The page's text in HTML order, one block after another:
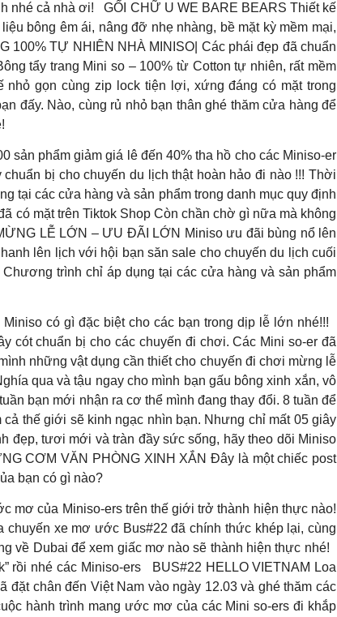
nhé cả nhà ơi!
GỐI CHỮ U WE BARE BEARS Thiết kế
bông êm ái, nâng đỡ nhẹ nhàng, bề mặt kỳ mềm mại,
100% TỰ NHIÊN NHÀ MINISO| Các phái đẹp đã chuẩn
tẩy trang Mini so – 100% từ Cotton tự nhiên, rất mềm
gọn cùng zip lock tiện lợi, xứng đáng có mặt trong
đấy. Nào, cùng rủ nhỏ bạn thân ghé thăm cửa hàng để
phẩm giảm giá lê đến 40% tha hồ cho các Miniso-er
bị cho chuyến du lịch thật hoàn hảo đi nào !!! Thời
tại các cửa hàng và sản phẩm trong danh mục quy định
có mặt trên Tiktok Shop Còn chần chờ gì nữa mà không
LỄ LỚN – ƯU ĐÃI LỚN Miniso ưu đãi bùng nổ lên
lên lịch với hội bạn săn sale cho chuyến du lịch cuối
trình chỉ áp dụng tại các cửa hàng và sản phẩm
có gì đặc biệt cho các bạn trong dịp lễ lớn nhé!!!
cót chuẩn bị cho các chuyến đi chơi. Các Mini so-er đã
những vật dụng cần thiết cho chuyến đi chơi mừng lễ
qua và tậu ngay cho mình bạn gấu bông xinh xắn, vô
bạn mới nhận ra cơ thể mình đang thay đổi. 8 tuần để
thế giới sẽ kinh ngạc nhìn bạn. Nhưng chỉ mất 05 giây
đẹp, tươi mới và tràn đầy sức sống, hãy theo dõi Miniso
CƠM VĂN PHÒNG XINH XẮN Đây là một chiếc post
bạn có gì nào?
mơ của Miniso-ers trên thế giới trở thành hiện thực nào!
chuyến xe mơ ước Bus#22 đã chính thức khép lại, cùng
về Dubai để xem giấc mơ nào sẽ thành hiện thực nhé!
rồi nhé các Miniso-ers
BUS#22 HELLO VIETNAM Loa
chân đến Việt Nam vào ngày 12.03 và ghé thăm các
hành trình mang ước mơ của các Mini so-ers đi khắp